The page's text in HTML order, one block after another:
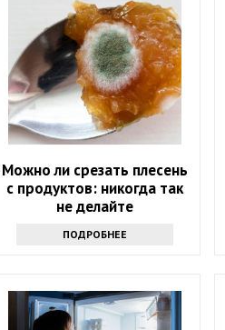
Можно ли срезать плесень
с продуктов: никогда так
не делайте
ПОДРОБНЕЕ